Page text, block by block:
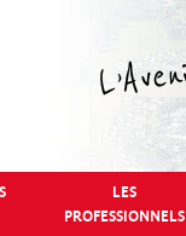
LES
PROFESSIONNELS